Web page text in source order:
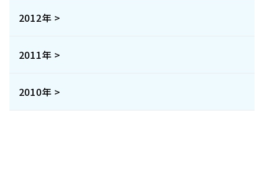
2012年 >
2011年 >
2010年 >